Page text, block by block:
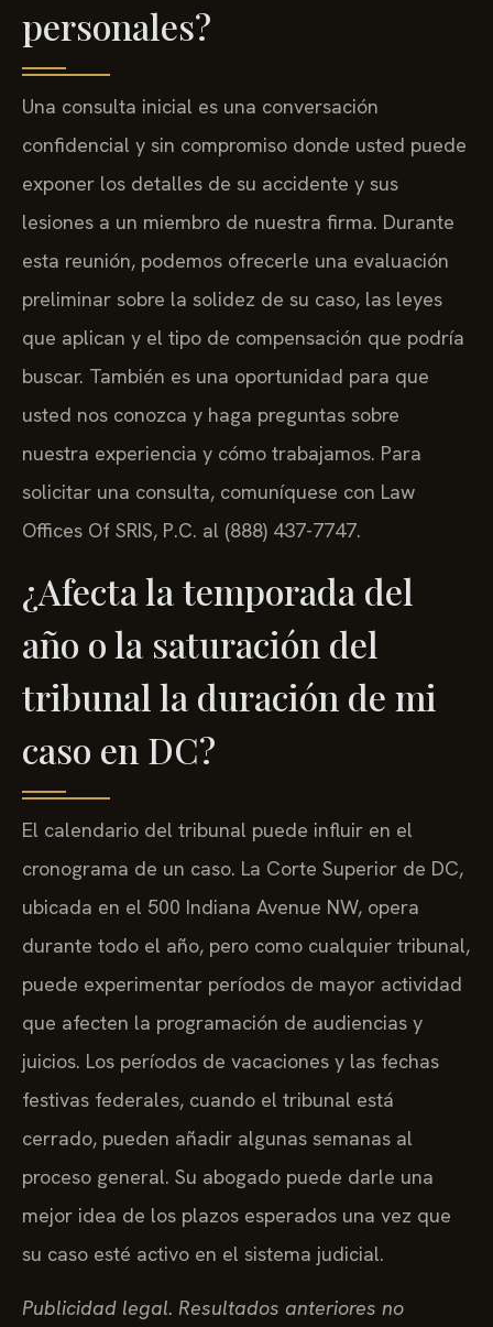
personales?
Una consulta inicial es una conversación
confidencial y sin compromiso donde usted puede
exponer los detalles de su accidente y sus
lesiones a un miembro de nuestra firma. Durante
esta reunión, podemos ofrecerle una evaluación
preliminar sobre la solidez de su caso, las leyes
que aplican y el tipo de compensación que podría
buscar. También es una oportunidad para que
usted nos conozca y haga preguntas sobre
nuestra experiencia y cómo trabajamos. Para
solicitar una consulta, comuníquese con Law
Offices Of SRIS, P.C. al (888) 437-7747.
¿Afecta la temporada del
año o la saturación del
tribunal la duración de mi
caso en DC?
El calendario del tribunal puede influir en el
cronograma de un caso. La Corte Superior de DC,
ubicada en el 500 Indiana Avenue NW, opera
durante todo el año, pero como cualquier tribunal,
puede experimentar períodos de mayor actividad
que afecten la programación de audiencias y
juicios. Los períodos de vacaciones y las fechas
festivas federales, cuando el tribunal está
cerrado, pueden añadir algunas semanas al
proceso general. Su abogado puede darle una
mejor idea de los plazos esperados una vez que
su caso esté activo en el sistema judicial.
Publicidad legal. Resultados anteriores no